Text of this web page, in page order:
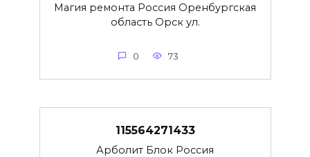
Магия ремонта Россия Оренбургская
область Орск ул.
0 73
115564271433
Арболит Блок Россия